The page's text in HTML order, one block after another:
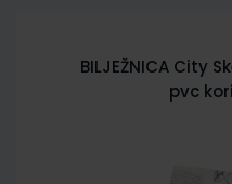
BILJEŽNICA City
pvc